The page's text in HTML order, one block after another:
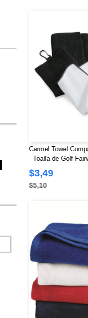
Carmel Towel
- Toalla de Golf
$3,49
$5,10